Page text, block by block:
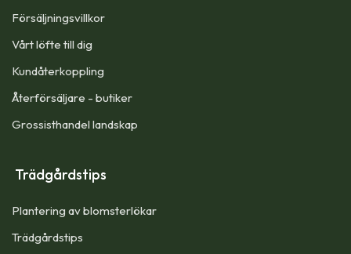
Försäljningsvillkor
Vårt löfte till dig​
Kundåterkoppling
Återförsäljare - butiker
Grossisthandel landskap
Trädgårdstips
Plantering av blomsterlökar
Trädgårdstips